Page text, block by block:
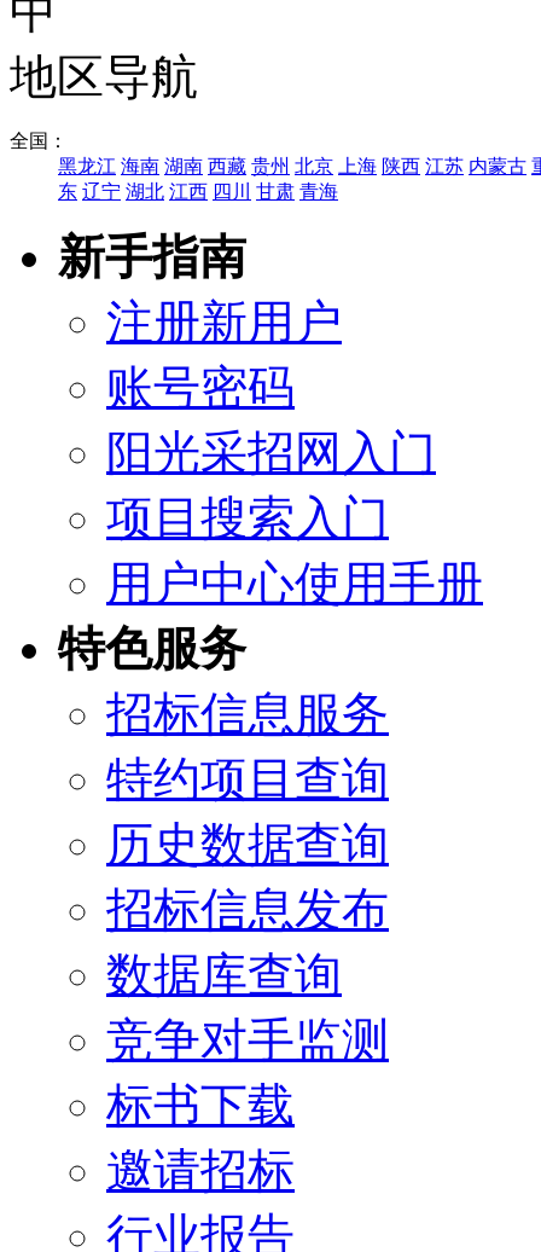
地区导航
全国：
黑龙江 海南 湖南 西藏 贵州 北京 上海 陕西 江苏 内蒙古
东 辽宁 湖北 江西 四川 甘肃 青海
新手指南
注册新用户
账号密码
阳光采招网入门
项目搜索入门
用户中心使用手册
特色服务
招标信息服务
特约项目查询
历史数据查询
招标信息发布
数据库查询
竞争对手监测
标书下载
邀请招标
行业报告